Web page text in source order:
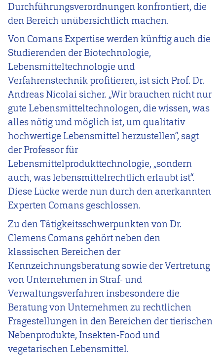
Durchführungsverordnungen konfrontiert, die
den Bereich unübersichtlich machen.
Von Comans Expertise werden künftig auch die
Studierenden der Biotechnologie,
Lebensmitteltechnologie und
Verfahrenstechnik profitieren, ist sich Prof. Dr.
Andreas Nicolai sicher. „Wir brauchen nicht nur
gute Lebensmitteltechnologen, die wissen, was
alles nötig und möglich ist, um qualitativ
hochwertige Lebensmittel herzustellen“, sagt
der Professor für
Lebensmittelprodukttechnologie, „sondern
auch, was lebensmittelrechtlich erlaubt ist“.
Diese Lücke werde nun durch den anerkannten
Experten Comans geschlossen.
Zu den Tätigkeitsschwerpunkten von Dr.
Clemens Comans gehört neben den
klassischen Bereichen der
Kennzeichnungsberatung sowie der Vertretung
von Unternehmen in Straf- und
Verwaltungsverfahren insbesondere die
Beratung von Unternehmen zu rechtlichen
Fragestellungen in den Bereichen der tierischen
Nebenprodukte, Insekten-Food und
vegetarischen Lebensmittel.